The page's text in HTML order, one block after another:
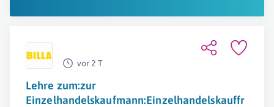
vor 2 T
Lehre zum:zur
Einzelhandelskaufmann:Einzelhandelskauffr